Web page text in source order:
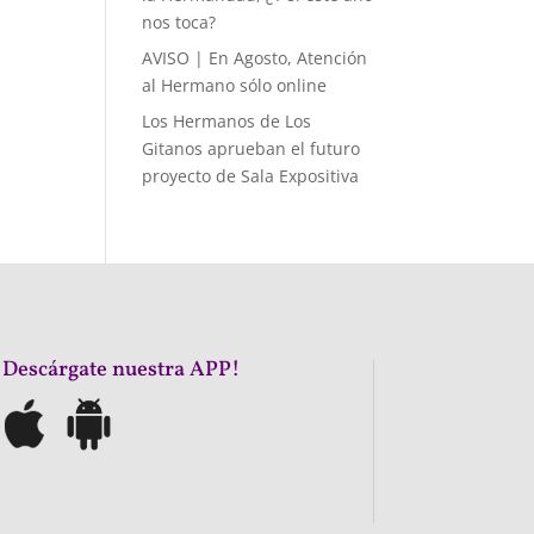
nos toca?
AVISO | En Agosto, Atención
al Hermano sólo online
Los Hermanos de Los
Gitanos aprueban el futuro
proyecto de Sala Expositiva
nuestra APP!